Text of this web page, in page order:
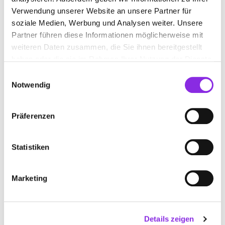
Verwendung unserer Website an unsere Partner für
soziale Medien, Werbung und Analysen weiter. Unsere
Partner führen diese Informationen möglicherweise mit
weiteren Daten zusammen, die Sie ihnen bereitgestellt
Notwendig
Präferenzen
Statistiken
Marketing
Details zeigen
Keine Öffnungszeiten angegeben
MOHR GMBH
Grüner Weg 14 | 88441 Mittelbiberach DE
mohr-reute.de